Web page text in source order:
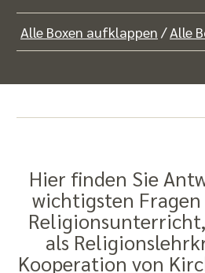
Alle Boxen aufklappen /Alle
Hier finden Sie
wichtigsten
als
Kooperation von